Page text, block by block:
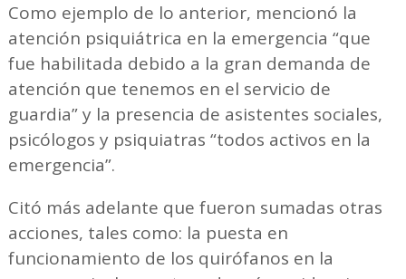
Como ejemplo de lo anterior, mencionó la
atención psiquiátrica en la emergencia “que
fue habilitada debido a la gran demanda de
atención que tenemos en el servicio de
guardia” y la presencia de asistentes sociales,
psicólogos y psiquiatras “todos activos en la
emergencia”.
Citó más adelante que fueron sumadas otras
acciones, tales como: la puesta en
funcionamiento de los quirófanos en la